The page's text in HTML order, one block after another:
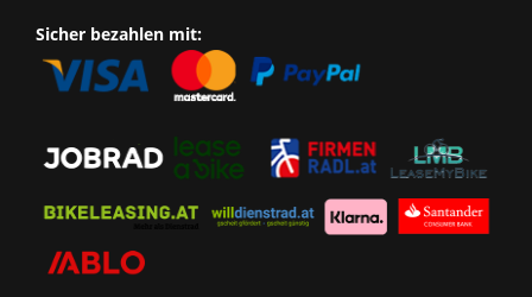
Sicher bezahlen mit: